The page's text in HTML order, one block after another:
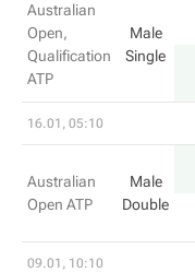
Australian
Open,
Qualification
ATP
Male
Single
16.01, 05:10
Australian
Open ATP
Male
Double
09.01, 10:10